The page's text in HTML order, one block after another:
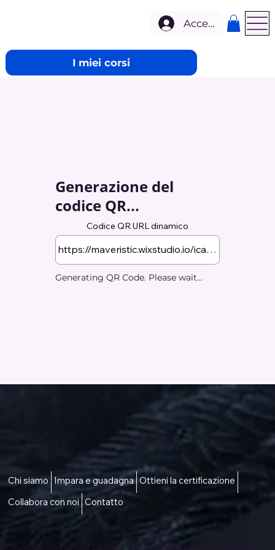
I miei corsi
Accedi
Generazione del
codice QR...
Codice QR URL dinamico
Generating QR Code. Please wait...
Accesso a una vita migliore
Contattaci - talktous@icare.life
Chi siamo Impara e guadagna Ottieni la certificazione
Collabora con noi Contatto
Orario di lavoro (IST): lunedì - venerdì (dalle 9:00 alle 18:00)